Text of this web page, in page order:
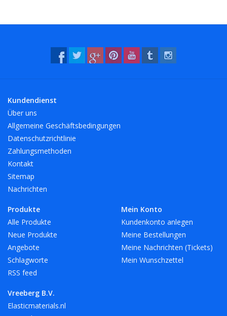
Montage.
blauem Einwegmüll.
- XL für Größe 42 – 46
Waschbar
Maschinenwaschbar bei 40 Grad.
Logo
Ab 10 Paar können wir Ihr Logo auf den Überschuh bringen.
Kundendienst
Über uns
Allgemeine Geschäftsbedingungen
Datenschutzrichtlinie
Zahlungsmethoden
Kontakt
Sitemap
Nachrichten
Produkte
Alle Produkte
Neue Produkte
Angebote
Schlagworte
RSS feed
Mein Konto
Kundenkonto anlegen
Meine Bestellungen
Meine Nachrichten (Tickets)
Mein Wunschzettel
Vreeberg B.V.
Elasticmaterials.nl